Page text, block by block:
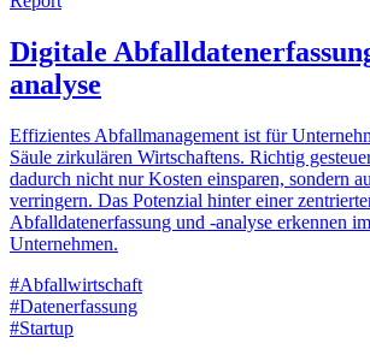
Digitale
analyse
Effizientes Abfallmanagement ist für
Säule zirkulären Wirtschaftens. Richtig
dadurch nicht nur Kosten einsparen, sondern
verringern. Das Potenzial hinter einer
Abfalldatenerfassung und -analyse erkennen
Unternehmen.
#Abfallwirtschaft
#Datenerfassung
#Startup